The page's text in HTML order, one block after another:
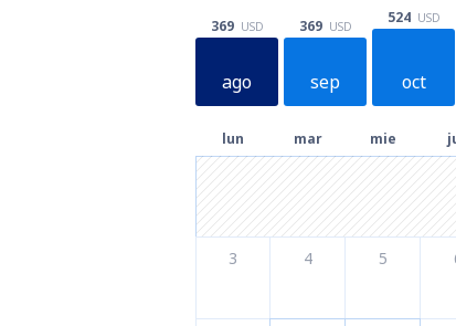
ago
369 USD
sep
369 USD
oct
524 USD
lun mar mie
3 4 5